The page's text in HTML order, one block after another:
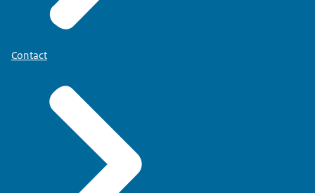
Contact